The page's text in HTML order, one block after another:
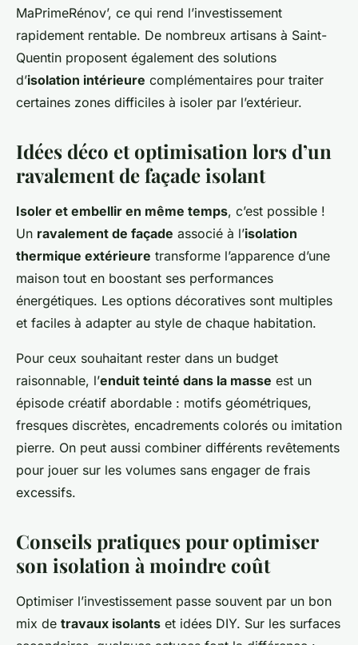
MaPrimeRénov’, ce qui rend l’investissement
rapidement rentable. De nombreux artisans à Saint-
Quentin proposent également des solutions
d’isolation intérieure complémentaires pour traiter
certaines zones difficiles à isoler par l’extérieur.
Idées déco et optimisation lors d’un
ravalement de façade isolant
Isoler et embellir en même temps, c’est possible !
Un ravalement de façade associé à l’isolation
thermique extérieure transforme l’apparence d’une
maison tout en boostant ses performances
énergétiques. Les options décoratives sont multiples
et faciles à adapter au style de chaque habitation.
Pour ceux souhaitant rester dans un budget
raisonnable, l’enduit teinté dans la masse est un
épisode créatif abordable : motifs géométriques,
fresques discrètes, encadrements colorés ou imitation
pierre. On peut aussi combiner différents revêtements
pour jouer sur les volumes sans engager de frais
excessifs.
Conseils pratiques pour optimiser
son isolation à moindre coût
Optimiser l’investissement passe souvent par un bon
mix de travaux isolants et idées DIY. Sur les surfaces